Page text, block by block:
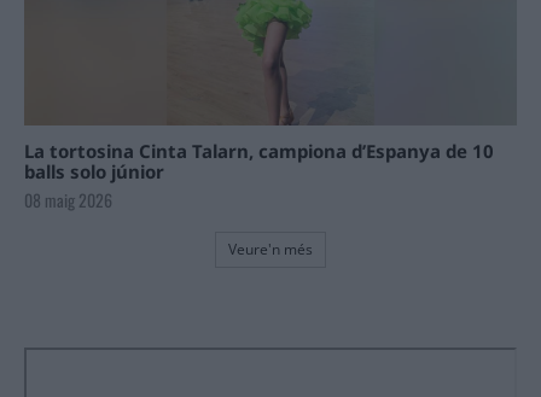
La tortosina Cinta Talarn, campiona d’Espanya de 10
balls solo júnior
08 maig 2026
Veure'n més